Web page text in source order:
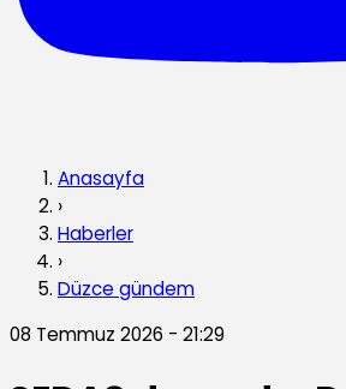
Anasayfa
›
Haberler
›
Düzce gündem
08 Temmuz 2026 - 21:29